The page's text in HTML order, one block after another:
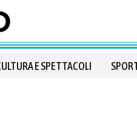
E SPETTACOLI